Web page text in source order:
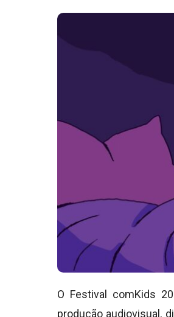
O Festival comKids
produção audiovisual,